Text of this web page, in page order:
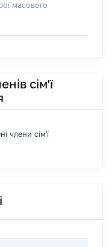
масового
сім'ї
члени сім'ї